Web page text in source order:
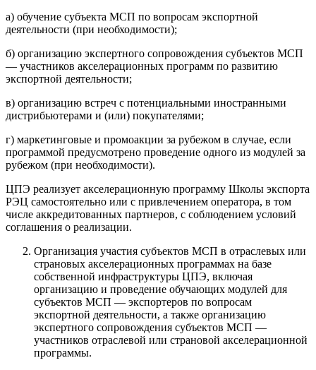
а) обучение субъекта МСП по вопросам экспортной
деятельности (при необходимости);
б) организацию экспертного сопровождения субъектов МСП
— участников акселерационных программ по развитию
экспортной деятельности;
в) организацию встреч с потенциальными иностранными
дистрибьютерами и (или) покупателями;
г) маркетинговые и промоакции за рубежом в случае, если
программой предусмотрено проведение одного из модулей за
рубежом (при необходимости).
ЦПЭ реализует акселерационную программу Школы экспорта
РЭЦ самостоятельно или с привлечением оператора, в том
числе аккредитованных партнеров, с соблюдением условий
соглашения о реализации.
Организация участия субъектов МСП в отраслевых или
страновых акселерационных программах на базе
собственной инфраструктуры ЦПЭ, включая
организацию и проведение обучающих модулей для
субъектов МСП — экспортеров по вопросам
экспортной деятельности, а также организацию
экспертного сопровождения субъектов МСП —
участников отраслевой или страновой акселерационной
программы.